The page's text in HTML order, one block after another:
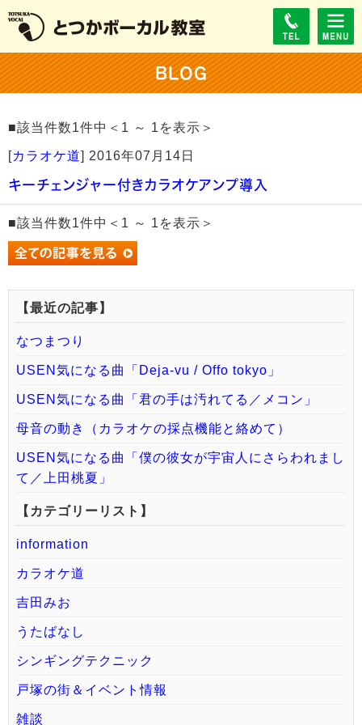
BLOG
■該当件数1件中＜1 ～ 1を表示＞
[カラオケ道] 2016年07月14日
キーチェンジャー付きカラオケアンプ導入
■該当件数1件中＜1 ～ 1を表示＞
【最近の記事】
なつまつり
USEN気になる曲「Deja-vu / Offo tokyo」
USEN気になる曲「君の手は汚れてる／メコン」
母音の動き（カラオケの採点機能と絡めて）
USEN気になる曲「僕の彼女が宇宙人にさらわれまし
て／上田桃夏」
【カテゴリーリスト】
information
カラオケ道
吉田みお
うたばなし
シンギングテクニック
戸塚の街＆イベント情報
雑談